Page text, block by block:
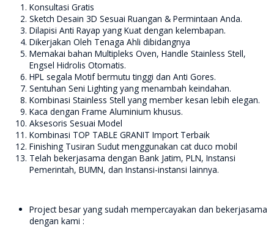
Konsultasi Gratis
Sketch Desain 3D Sesuai Ruangan & Permintaan Anda.
Dilapisi Anti Rayap yang Kuat dengan kelembapan.
Dikerjakan Oleh Tenaga Ahli dibidangnya
Memakai bahan Multipleks Oven, Handle Stainless Stell,
Engsel Hidrolis Otomatis.
HPL segala Motif bermutu tinggi dan Anti Gores.
Sentuhan Seni Lighting yang menambah keindahan.
Kombinasi Stainless Stell yang member kesan lebih elegan.
Kaca dengan Frame Aluminium khusus.
Aksesoris Sesuai Model
Kombinasi TOP TABLE GRANIT Import Terbaik
Finishing Tusiran Sudut menggunakan cat duco mobil
Telah bekerjasama dengan Bank Jatim, PLN, Instansi
Pemerintah, BUMN, dan Instansi-instansi lainnya.
Project besar yang sudah mempercayakan dan bekerjasama
dengan kami :